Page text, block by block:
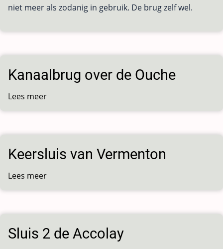
Didier
niet meer als zodanig in gebruik. De brug zelf wel.
Kanaalbrug over de Ouche
Lees meer
de
Ouche
Keersluis van Vermenton
Lees meer
Vermenton
Sluis 2 de Accolay